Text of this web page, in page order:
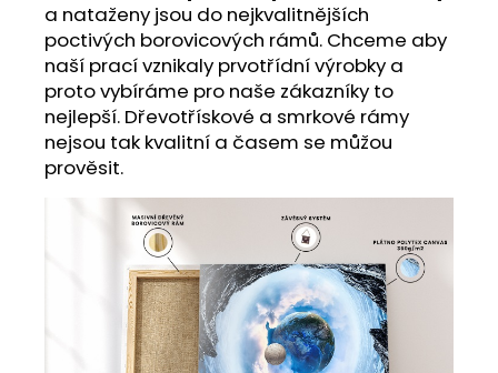
a nataženy jsou do nejkvalitnějších
poctivých borovicových rámů. Chceme aby
naší prací vznikaly prvotřídní výrobky a
proto vybíráme pro naše zákazníky to
nejlepší. Dřevotřískové a smrkové rámy
nejsou tak kvalitní a časem se můžou
prověsit.